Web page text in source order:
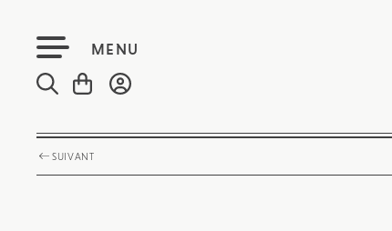
MENU
SUIVANT